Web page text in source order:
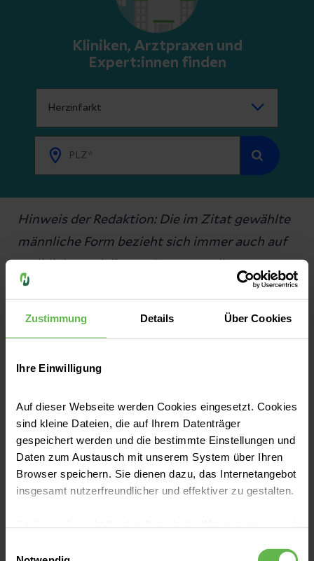
Zustimmung Details Über Cookies
Ihre Einwilligung
Auf dieser Webseite werden Cookies eingesetzt. Cookies
sind kleine Dateien, die auf Ihrem Datenträger
gespeichert werden und die bestimmte Einstellungen und
Daten zum Austausch mit unserem System über Ihren
Browser speichern. Sie dienen dazu, das Internetangebot
insgesamt nutzerfreundlicher und effektiver zu gestalten.
eingesetzt werden.
Kliniken, Arztpraxen und
Expert:innen finden
Hinweis der Redaktion: Die im Zitat gewählte
männliche Form bezieht sich immer auch auf
ausdrücklich mitgemeint sind.
Andere Themen
Weitere Themen
Das könnte Sie noch interessieren